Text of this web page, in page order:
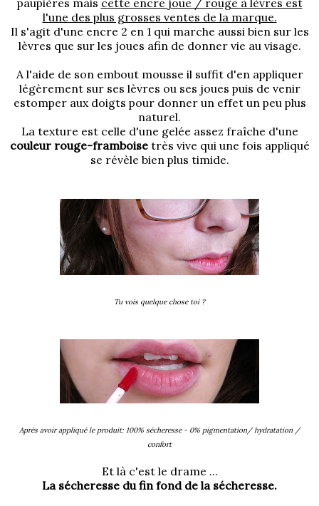
paupières mais cette encre joue / rouge à lèvres est
l'une des plus grosses ventes de la marque.
Il s'agit d'une encre 2 en 1 qui marche aussi bien sur les
lèvres que sur les joues afin de donner vie au visage.
A l'aide de son embout mousse il suffit d'en appliquer
légèrement sur ses lèvres ou ses joues puis de venir
estomper aux doigts pour donner un effet un peu plus
naturel.
La texture est celle d'une gelée assez fraîche d'une
couleur rouge-framboisetrès vive qui une fois appliqué
se révèle bien plus timide.
Tu vois quelque chose toi ?
Après avoir appliqué le produit: 100% sécheresse - 0% pigmentation/ hydratation /
confort
Et là c'est le drame ...
La sécheresse du fin fond de la sécheresse.